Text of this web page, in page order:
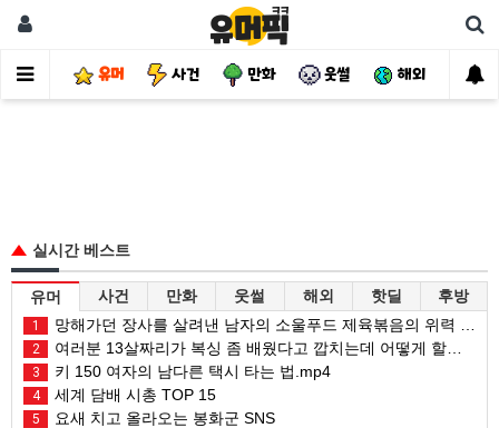
유머 사건 만화 웃썰 해외 핫
실시간 베스트
유머 사건 만화 웃썰 해외 핫딜 후방
1 망해가던 장사를 살려낸 남자의 소울푸드 제육볶음의 위력 ㅋㅋ
2 여러분 13살짜리가 복싱 좀 배웠다고 깝치는데 어떻게 할까요?
3 키 150 여자의 남다른 택시 타는 법.mp4
4 세계 담배 시총 TOP 15
5 요새 치고 올라오는 봉화군 SNS